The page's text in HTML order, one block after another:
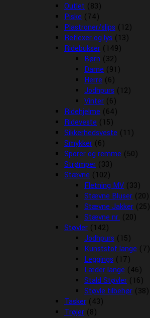
Outlet (83)
Piske (74)
Plastroner/slips (12)
Reflexer og lys (13)
Ridebukser (149)
Børn (32)
Dame (91)
Herre (6)
Jodhpurs (12)
Vinter (6)
Ridehjelme (64)
Rideveste (15)
Sikkerhedsveste (11)
Smykker (6)
Sporer og remme (50)
Strømper (33)
Stævne (102)
Fletning MV (33)
Stævne Bluser (20)
Stævne Jakker (25)
Stævne nr. (20)
Støvler (142)
Jodhpurs (15)
Kunststof lange (7)
Leggings (17)
Læder lange (46)
Stald Støvler (16)
Støvle tilbehør (38)
Tasker (43)
Trøjer (8)